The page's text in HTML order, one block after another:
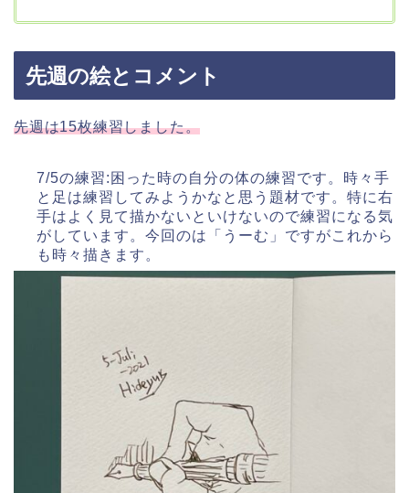
先週の絵とコメント
先週は15枚練習しました。
7/5の練習:困った時の自分の体の練習です。時々手
と足は練習してみようかなと思う題材です。特に右
手はよく見て描かないといけないので練習になる気
がしています。今回のは「うーむ」ですがこれから
も時々描きます。